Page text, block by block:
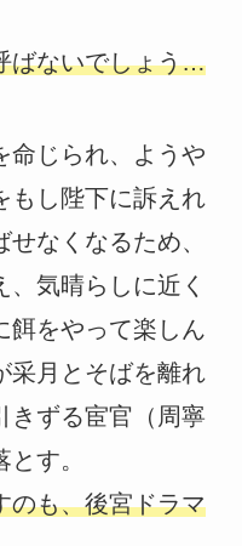
ばないでしょう…
命じられ、ようや
もし陛下に訴えれ
なくなるため、
気晴らしに近く
餌をやって楽しん
采月とそばを離れ
きずる宦官（周寧
す。
のも、後宮ドラマ